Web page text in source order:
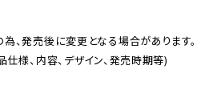
、発売後に変更となる場合があります。
様、内容、デザイン、発売時期等)